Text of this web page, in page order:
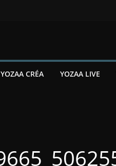
YOZAA CRÉA YOZAA LIVE